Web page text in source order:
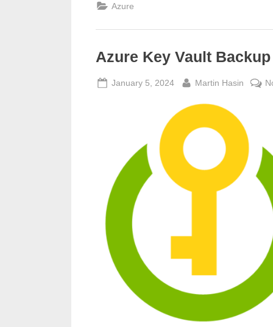
Azure
Azure Key Vault Backup
Posted
January 5, 2024 By
Martin Hasin